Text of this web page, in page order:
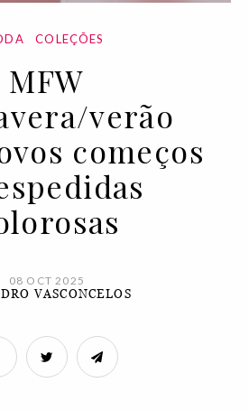
COLEÇÕES
MFW
verão
começos
08 OCT 2025
VASCONCELOS